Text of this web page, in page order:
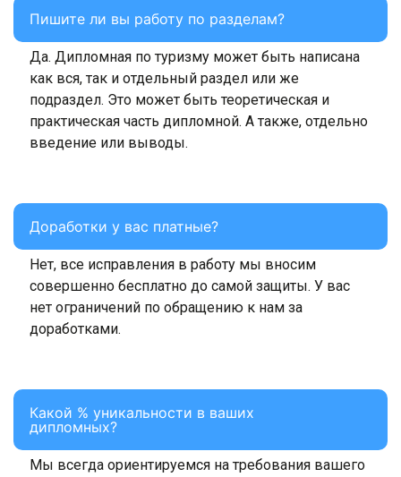
Пишите ли вы работу по разделам?
Да. Дипломная по туризму может быть написана
как вся, так и отдельный раздел или же
подраздел. Это может быть теоретическая и
практическая часть дипломной. А также, отдельно
введение или выводы.
Доработки у вас платные?
Нет, все исправления в работу мы вносим
совершенно бесплатно до самой защиты. У вас
нет ограничений по обращению к нам за
доработками.
Какой % уникальности в ваших
дипломных?
Мы всегда ориентируемся на требования вашего